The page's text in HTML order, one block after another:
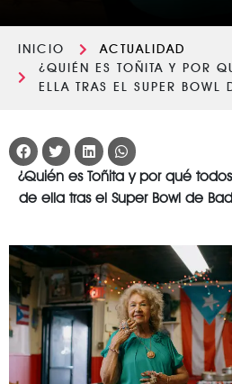
INICIO
ACTUALIDAD
¿QUIÉN ES TOÑITA Y POR
ELLA TRAS EL SUPER BOWL
¿Quién es Toñita y por qué
de ella tras el Super Bowl de